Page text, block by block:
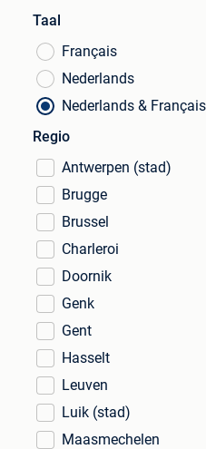
Taal
Français
Nederlands
Nederlands & Français
Regio
Antwerpen (stad)
Brugge
Brussel
Charleroi
Doornik
Genk
Gent
Hasselt
Leuven
Luik (stad)
Maasmechelen